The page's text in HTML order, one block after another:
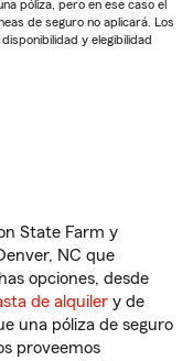
póliza, pero en ese caso el
de seguro no aplicará. Los
y elegibilidad
State Farm y
NC que
opciones, desde
de alquiler y de
una póliza de seguro
proveemos